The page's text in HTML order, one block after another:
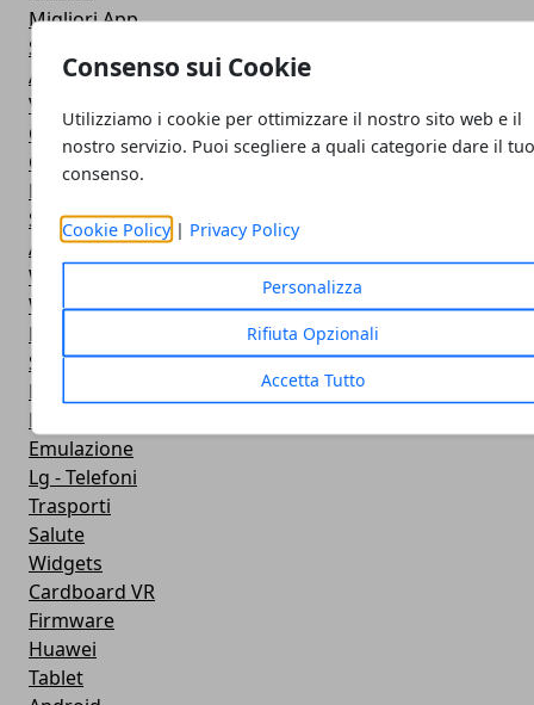
Consenso sui Cookie
Utilizziamo i cookie per ottimizzare il nostro sito web e il
nostro servizio. Puoi scegliere a quali categorie dare il
consenso.
Cookie Policy | Privacy Policy
Personalizza
Rifiuta Opzionali
Accetta Tutto
Migliori App
Stati Whatsapp
Applicazioni
Viaggi
Galaxy Note 5
Google Play
Fotografia
Stile di vita
Antivirus
Widget Orologio
Widget Meteo
Ricezione WiFi
Sport
Meteo
Rooting
Emulazione
Lg - Telefoni
Trasporti
Salute
Widgets
Cardboard VR
Firmware
Huawei
Tablet